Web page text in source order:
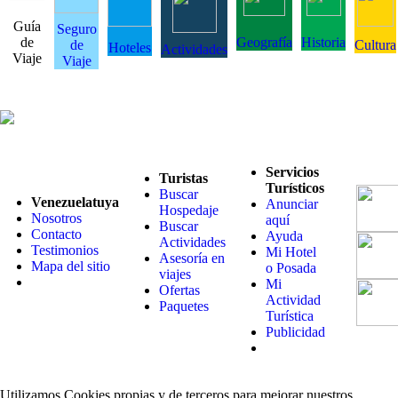
Guía
de
Viaje
Seguro
de
Viaje
Hoteles Actividades Geografía Historia Cultura
Venezuelatuya
Nosotros
Contacto
Testimonios
Mapa del sitio
Turistas
Buscar
Hospedaje
Buscar
Actividades
Asesoría en
viajes
Ofertas
Paquetes
Servicios
Turísticos
Anunciar
aquí
Ayuda
Mi Hotel
o Posada
Mi
Actividad
Turística
Publicidad
Utilizamos Cookies propias y de terceros para mejorar nuestros